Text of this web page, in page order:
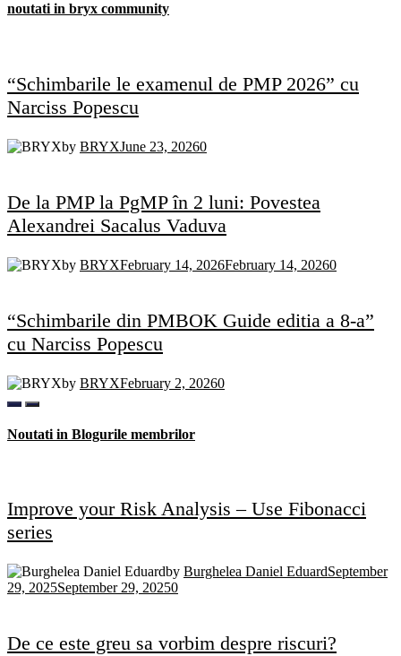
noutati in bryx community
“Schimbarile le examenul de PMP 2026” cu
Narciss Popescu
by BRYXJune 23, 20260
De la PMP la PgMP în 2 luni: Povestea
Alexandrei Sacalus Vaduva
by BRYXFebruary 14, 2026February 14, 20260
“Schimbarile din PMBOK Guide editia a 8-a”
cu Narciss Popescu
by BRYXFebruary 2, 20260
Noutati in Blogurile membrilor
Improve your Risk Analysis – Use Fibonacci
series
by Burghelea Daniel EduardSeptember
29, 2025September 29, 20250
De ce este greu sa vorbim despre riscuri?